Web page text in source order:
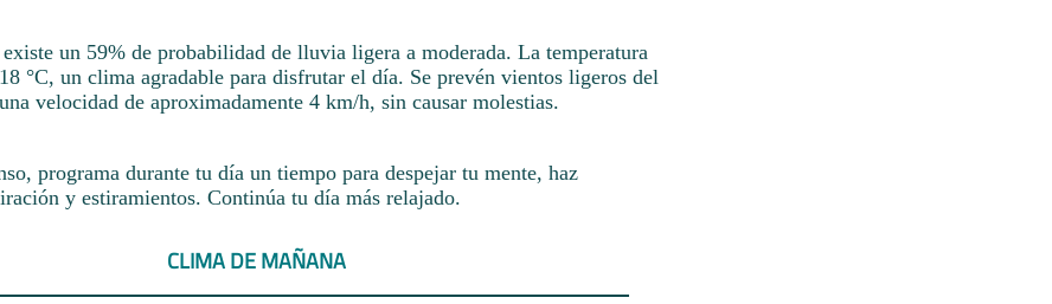
un 59% de probabilidad de lluvia ligera a moderada. La temperatura
°C, un clima agradable para disfrutar el día. Se prevén vientos ligeros del
velocidad de aproximadamente 4 km/h, sin causar molestias.
programa durante tu día un tiempo para despejar tu mente, haz
y estiramientos. Continúa tu día más relajado.
CLIMA DE MAÑANA